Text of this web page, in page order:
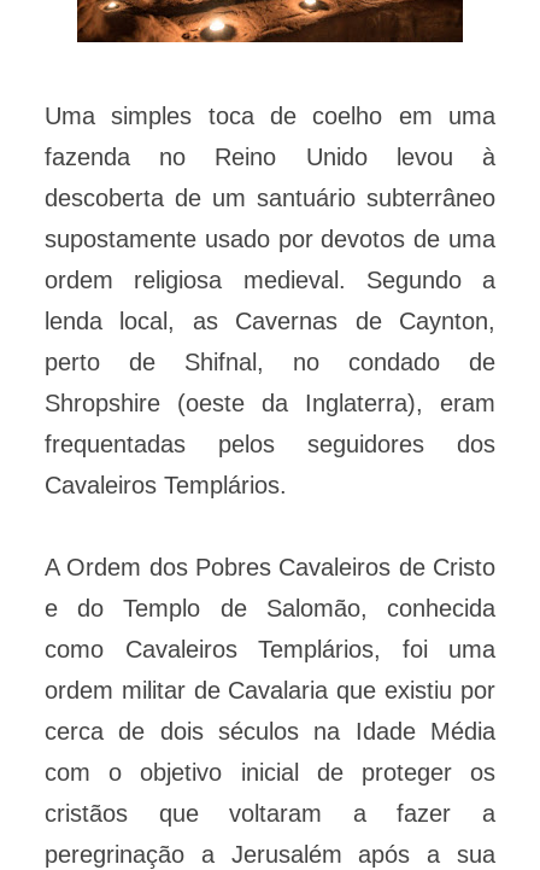
Uma simples toca de coelho em uma
fazenda no Reino Unido levou à
descoberta de um santuário subterrâneo
supostamente usado por devotos de uma
ordem religiosa medieval. Segundo a
lenda local, as Cavernas de Caynton,
perto de Shifnal, no condado de
Shropshire (oeste da Inglaterra), eram
frequentadas pelos seguidores dos
Cavaleiros Templários.
A Ordem dos Pobres Cavaleiros de Cristo
e do Templo de Salomão, conhecida
como Cavaleiros Templários, foi uma
ordem militar de Cavalaria que existiu por
cerca de dois séculos na Idade Média
com o objetivo inicial de proteger os
cristãos que voltaram a fazer a
peregrinação a Jerusalém após a sua